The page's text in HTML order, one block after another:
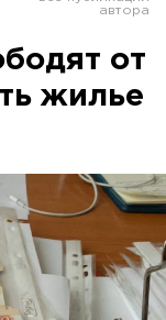
от
жилье